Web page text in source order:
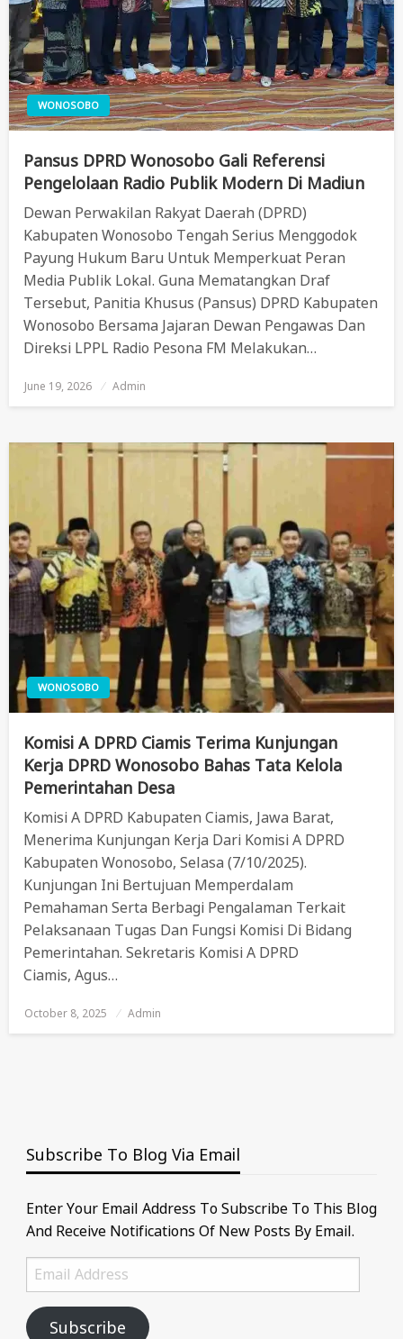
WONOSOBO
Pansus DPRD Wonosobo Gali Referensi
Pengelolaan Radio Publik Modern Di Madiun
Dewan Perwakilan Rakyat Daerah (DPRD)
Kabupaten Wonosobo Tengah Serius Menggodok
Payung Hukum Baru Untuk Memperkuat Peran
Media Publik Lokal. Guna Mematangkan Draf
Tersebut, Panitia Khusus (Pansus) DPRD Kabupaten
Wonosobo Bersama Jajaran Dewan Pengawas Dan
Direksi LPPL Radio Pesona FM Melakukan…
Posted
June 19, 2026 Admin
WONOSOBO
Komisi A DPRD Ciamis Terima Kunjungan
Kerja DPRD Wonosobo Bahas Tata Kelola
Pemerintahan Desa
Komisi A DPRD Kabupaten Ciamis, Jawa Barat,
Menerima Kunjungan Kerja Dari Komisi A DPRD
Kabupaten Wonosobo, Selasa (7/10/2025).
Kunjungan Ini Bertujuan Memperdalam
Pemahaman Serta Berbagi Pengalaman Terkait
Pelaksanaan Tugas Dan Fungsi Komisi Di Bidang
Pemerintahan. Sekretaris Komisi A DPRD
Ciamis, Agus…
Posted
October 8, 2025 Admin
Subscribe To Blog Via Email
Enter Your Email Address To Subscribe To This Blog
And Receive Notifications Of New Posts By Email.
Email
Address
Subscribe